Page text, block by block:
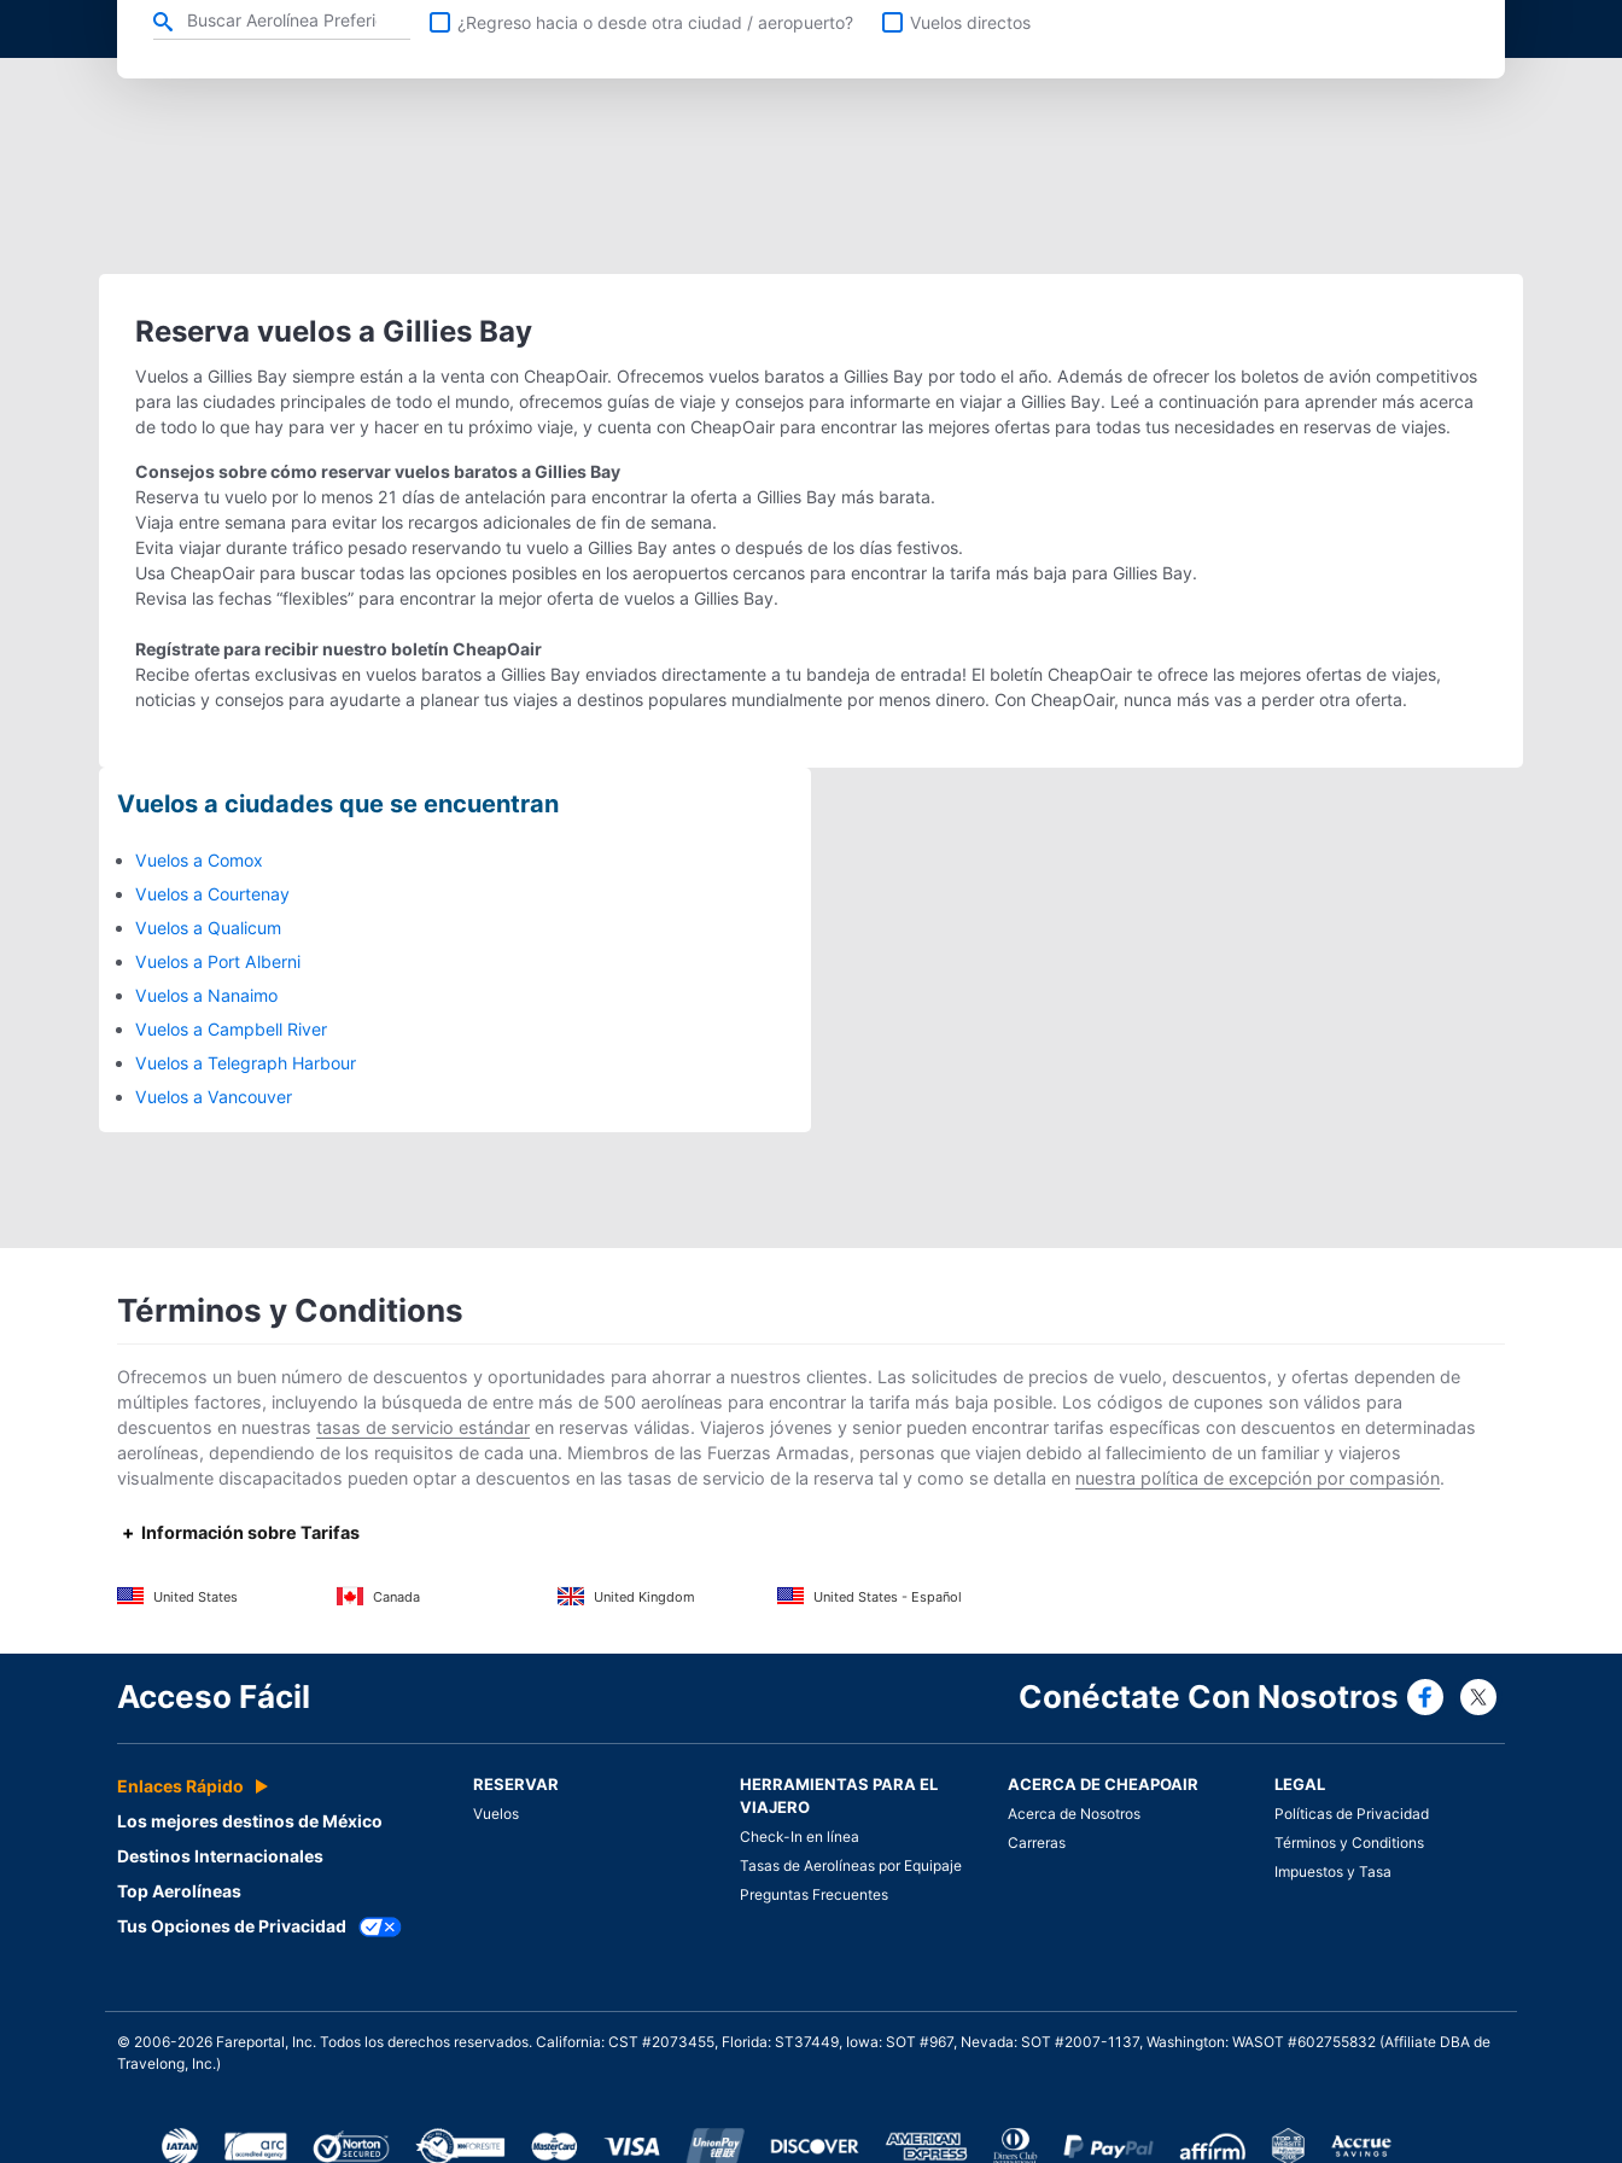
Refina tu búsqueda por aerolínea, ciudad o aeropuerto o vuelos directos
¿Regreso hacia o desde otra ciudad / aeropuerto? Vuelos directos
Reserva vuelos a Gillies Bay
Vuelos a Gillies Bay siempre están a la venta con CheapOair. Ofrecemos vuelos baratos a Gillies Bay por todo el año. Además de ofrecer los boletos de avión competitivos
para las ciudades principales de todo el mundo, ofrecemos guías de viaje y consejos para informarte en viajar a Gillies Bay. Leé a continuación para aprender más acerca
de todo lo que hay para ver y hacer en tu próximo viaje, y cuenta con CheapOair para encontrar las mejores ofertas para todas tus necesidades en reservas de viajes.
Consejos sobre cómo reservar vuelos baratos a Gillies Bay
Reserva tu vuelo por lo menos 21 días de antelación para encontrar la oferta a Gillies Bay más barata.
Viaja entre semana para evitar los recargos adicionales de fin de semana.
Evita viajar durante tráfico pesado reservando tu vuelo a Gillies Bay antes o después de los días festivos.
Usa CheapOair para buscar todas las opciones posibles en los aeropuertos cercanos para encontrar la tarifa más baja para Gillies Bay.
Revisa las fechas “flexibles” para encontrar la mejor oferta de vuelos a Gillies Bay.
Regístrate para recibir nuestro boletín CheapOair
Recibe ofertas exclusivas en vuelos baratos a Gillies Bay enviados directamente a tu bandeja de entrada! El boletín CheapOair te ofrece las mejores ofertas de viajes,
noticias y consejos para ayudarte a planear tus viajes a destinos populares mundialmente por menos dinero. Con CheapOair, nunca más vas a perder otra oferta.
Vuelos a ciudades que se encuentran
Vuelos a Comox
Vuelos a Courtenay
Vuelos a Qualicum
Vuelos a Port Alberni
Vuelos a Nanaimo
Vuelos a Campbell River
Vuelos a Telegraph Harbour
Vuelos a Vancouver
Términos y Conditions
Ofrecemos un buen número de descuentos y oportunidades para ahorrar a nuestros clientes. Las solicitudes de precios de vuelo, descuentos, y ofertas dependen de
múltiples factores, incluyendo la búsqueda de entre más de 500 aerolíneas para encontrar la tarifa más baja posible. Los códigos de cupones son válidos para
descuentos en nuestras tasas de servicio estándar en reservas válidas. Viajeros jóvenes y senior pueden encontrar tarifas específicas con descuentos en determinadas
aerolíneas, dependiendo de los requisitos de cada una. Miembros de las Fuerzas Armadas, personas que viajen debido al fallecimiento de un familiar y viajeros
visualmente discapacitados pueden optar a descuentos en las tasas de servicio de la reserva tal y como se detalla en nuestra política de excepción por compasión.
Información sobre Tarifas
United States Canada United Kingdom United States - Español
Acceso Fácil Conéctate Con Nosotros Connect
Enlaces Rápido
Los mejores destinos de México
Destinos Internacionales
Top Aerolíneas
Tus Opciones de Privacidad
RESERVAR
Vuelos
HERRAMIENTAS PARA EL
VIAJERO
Check-In en línea
Tasas de Aerolíneas por Equipaje
Preguntas Frecuentes
ACERCA DE CHEAPOAIR
Acerca de Nosotros
Carreras
LEGAL
Políticas de Privacidad
Términos y Conditions
Impuestos y Tasa
© 2006-2026 Fareportal, Inc. Todos los derechos reservados. California: CST #2073455, Florida: ST37449, Iowa: SOT #967, Nevada: SOT #2007-1137, Washington: WASOT #602755832 (Affiliate DBA de
Travelong, Inc.)